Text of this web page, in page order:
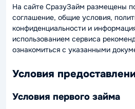
На сайте СразуЗайм размещены
соглашение, общие условия,
конфиденциальности и
использованием сервиса
ознакомиться с указанными
Условия
Условия первого займа